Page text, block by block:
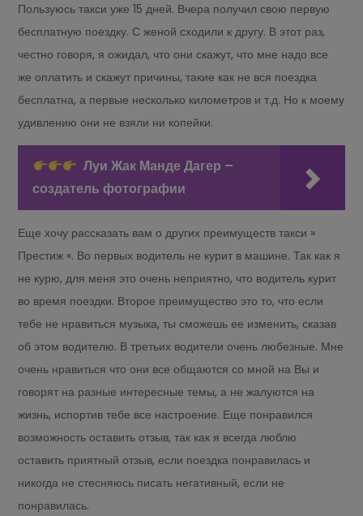
Пользуюсь такси уже 15 дней. Вчера получил свою первую
бесплатную поездку. С женой сходили к другу. В этот раз,
честно говоря, я ожидал, что они скажут, что мне надо все
же оплатить и скажут причины, такие как не вся поездка
бесплатна, а первые несколько километров и т.д. Но к моему
удивлению они не взяли ни копейки.
Луи Жак Манде Дагер –
создатель фотографии
Еще хочу рассказать вам о других преимуществ такси »
Престиж «. Во первых водитель не курит в машине. Так как я
не курю, для меня это очень неприятно, что водитель курит
во время поездки. Второе преимущество это то, что если
тебе не нравиться музыка, ты сможешь ее изменить, сказав
об этом водителю. В третьих водители очень любезные. Мне
очень нравиться что они все общаются со мной на Вы и
говорят на разные интересные темы, а не жалуются на
жизнь, испортив тебе все настроение. Еще понравился
возможность оставить отзыв, так как я всегда люблю
оставить приятный отзыв, если поездка понравилась и
никогда не стесняюсь писать негативный, если не
понравилась.